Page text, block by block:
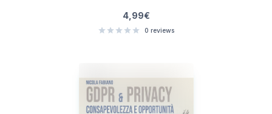
4,99€
0 reviews